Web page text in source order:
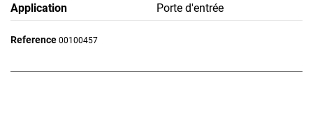
Application
Porte d'entrée
Reference 00100457